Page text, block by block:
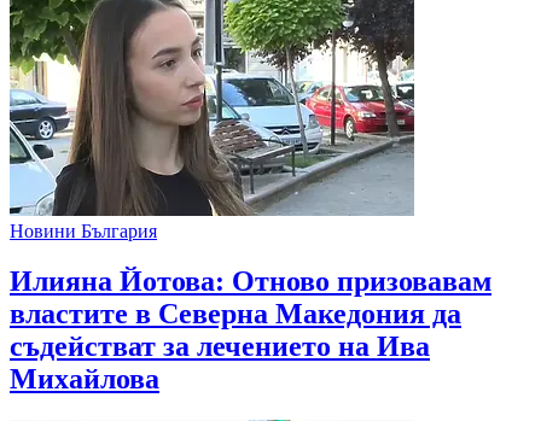
Новини България
Илияна Йотова: Отново призовавам
властите в Северна Македония да
съдействат за лечението на Ива
Михайлова